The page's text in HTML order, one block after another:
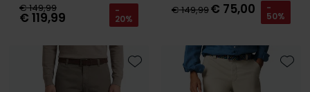
€ 149,99
€ 119,99 -
20%
€ 149,99€ 75,00 -
50%
Toevoegen aan favorieten